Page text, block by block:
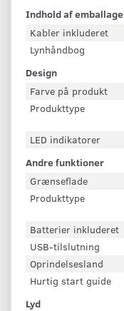
Indhold af emballage
Kabler inkluderet
Lynhåndbog
Design
Farve på produkt
Produkttype
LED indikatorer
Andre funktioner
Grænseflade
Produkttype
Batterier inkluderet
USB-tilslutning
Oprindelsesland
Hurtig start guide
Lyd